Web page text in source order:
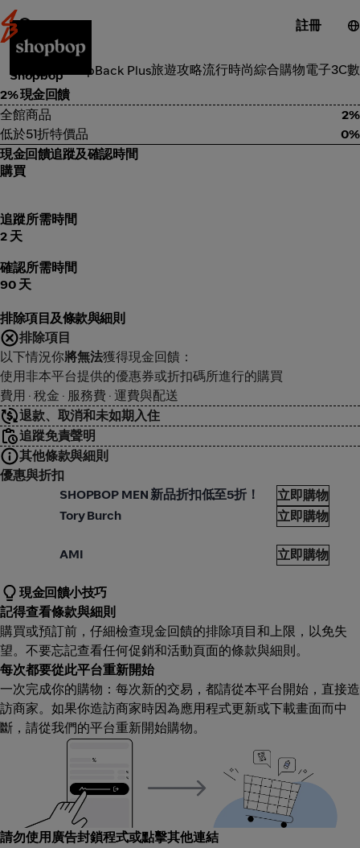
註冊
ShopBack Plus旅遊攻略流行時尚綜合購物電子3C
流行時尚
Shopbop
2% 現金回饋
全館商品
2%
低於51折特價品
0%
現金回饋追蹤及確認時間
購買
追蹤所需時間
2 天
確認所需時間
90 天
排除項目及條款與細則
排除項目
以下情況你將無法獲得現金回饋：
使用非本平台提供的優惠券或折扣碼所進行的購買
費用 · 稅金 · 服務費 · 運費與配送
退款、取消和未如期入住
追蹤免責聲明
其他條款與細則
優惠與折扣
SHOPBOP MEN 新品折扣低至5折！
立即購物
Tory Burch 立即購物
AMI 立即購物
現金回饋小技巧
記得查看條款與細則
購買或預訂前，仔細檢查現金回饋的排除項目和上限，以免失
望。不要忘記查看任何促銷和活動頁面的條款與細則。
每次都要從此平台重新開始
一次完成你的購物：每次新的交易，都請從本平台開始，直接造
訪商家。如果你造訪商家時因為應用程式更新或下載畫面而中
斷，請從我們的平台重新開始購物。
請勿使用廣告封鎖程式或點擊其他連結